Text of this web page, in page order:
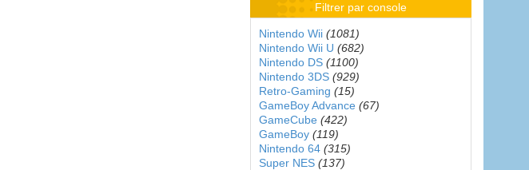
Filtrer par console
Nintendo Wii (1081)
Nintendo Wii U (682)
Nintendo DS (1100)
Nintendo 3DS (929)
Retro-Gaming (15)
GameBoy Advance (67)
GameCube (422)
GameBoy (119)
Nintendo 64 (315)
Super NES (137)